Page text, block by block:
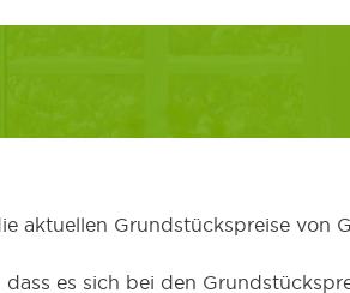
aktuellen Grundstückspreise von
dass es sich bei den